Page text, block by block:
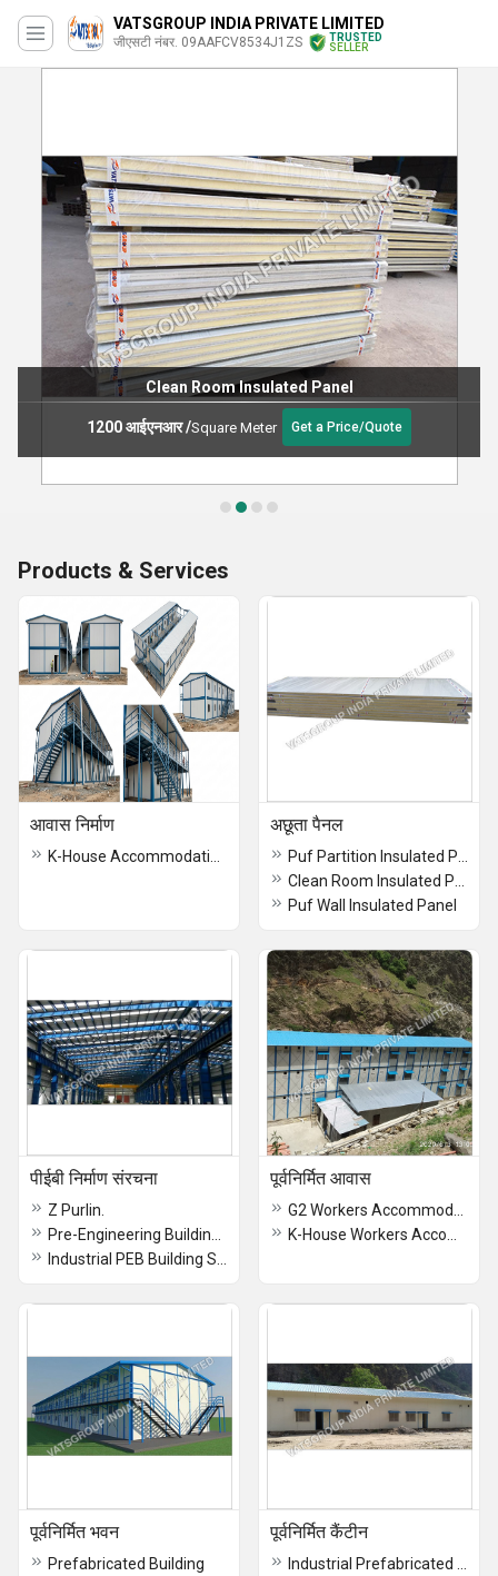
VATSGROUP INDIA PRIVATE LIMITED
जीएसटी नंबर. 09AAFCV8534J1ZS
TRUSTED
SELLER
Insulated Panel
Get a Price/Quote 1250 आईएनआर
Products & Services
आवास निर्माण अछूता पैनल
Puf Wall Insulated Panel
पीईबी निर्माण संरचना
Z Purlin.
पूर्वनिर्मित आवास
पूर्वनिर्मित भवन
Prefabricated Building
पूर्वनिर्मित कैंटीन